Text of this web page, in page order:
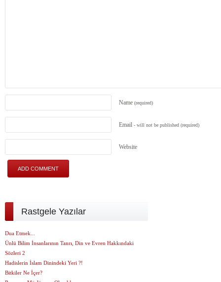
Name (required)
Email - will not be published (required)
Website
Rastgele Yazılar
Dua Etmek...
Ünlü Bilim İnsanlarının Tanrı, Din ve Evren Hakkındaki
Sözleri 2
Hadislerin İslam Dinindeki Yeri ?!
Bitkiler Ne İçer?